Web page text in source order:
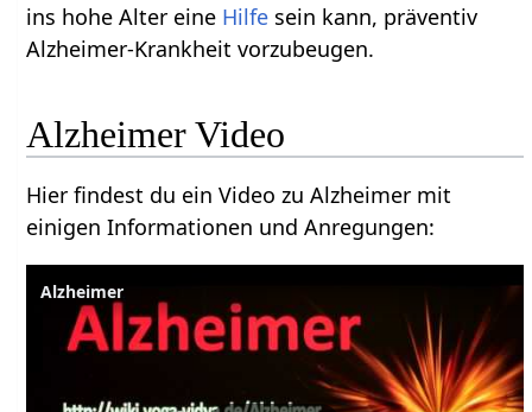
ins hohe Alter eine Hilfe sein kann, präventiv
Alzheimer-Krankheit vorzubeugen.
Alzheimer Video
Hier findest du ein Video zu Alzheimer mit
einigen Informationen und Anregungen:
Alzheimer